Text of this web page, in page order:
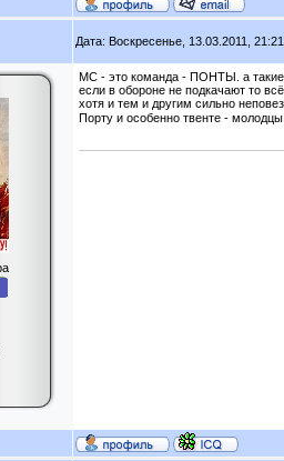
Дата: Воскресенье, 13.03.2011,
МС - это команда - ПОНТЫ. а такие
если в обороне не подкачают то
хотя и тем и другим сильно
Порту и особенно твенте -